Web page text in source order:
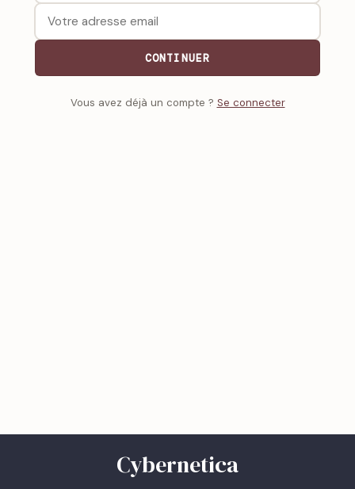
CONTINUER
Vous avez déjà un compte ? Se connecter
Cybernetica